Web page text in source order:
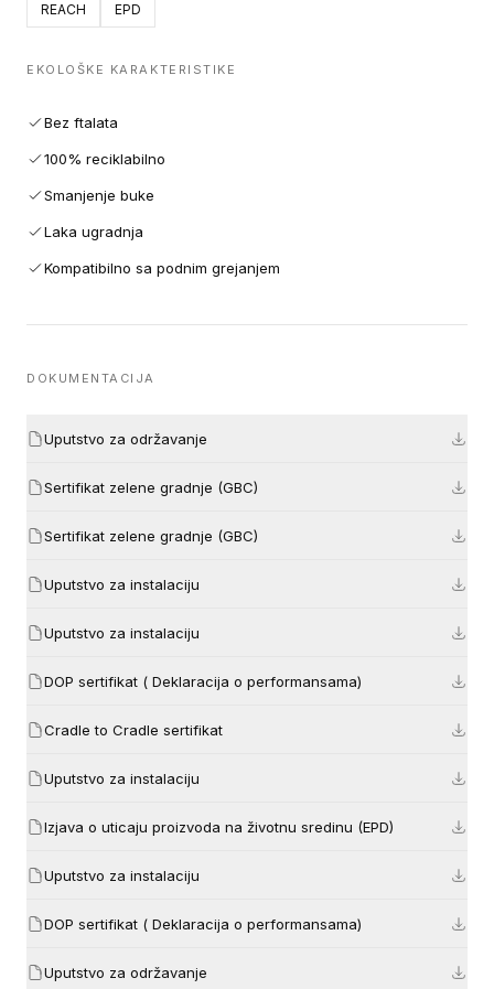
REACH EPD
EKOLOŠKE KARAKTERISTIKE
Bez ftalata
100% reciklabilno
Smanjenje buke
Laka ugradnja
Kompatibilno sa podnim grejanjem
DOKUMENTACIJA
Uputstvo za održavanje
Sertifikat zelene gradnje (GBC)
Sertifikat zelene gradnje (GBC)
Uputstvo za instalaciju
Uputstvo za instalaciju
DOP sertifikat ( Deklaracija o performansama)
Cradle to Cradle sertifikat
Uputstvo za instalaciju
Izjava o uticaju proizvoda na životnu sredinu (EPD)
Uputstvo za instalaciju
DOP sertifikat ( Deklaracija o performansama)
Uputstvo za održavanje